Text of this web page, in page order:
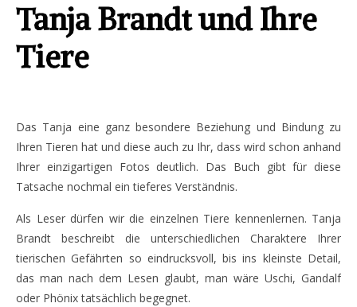
Tanja Brandt und Ihre
Tiere
Das Tanja eine ganz besondere Beziehung und Bindung zu
Ihren Tieren hat und diese auch zu Ihr, dass wird schon anhand
Ihrer einzigartigen Fotos deutlich. Das Buch gibt für diese
Tatsache nochmal ein tieferes Verständnis.
Als Leser dürfen wir die einzelnen Tiere kennenlernen. Tanja
Brandt beschreibt die unterschiedlichen Charaktere Ihrer
tierischen Gefährten so eindrucksvoll, bis ins kleinste Detail,
das man nach dem Lesen glaubt, man wäre Uschi, Gandalf
oder Phönix tatsächlich begegnet.